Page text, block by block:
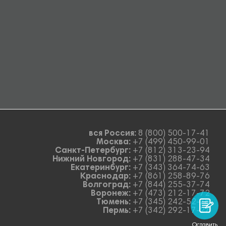
вся Россия: 8 (800) 500-17-41
Москва: +7 (499) 450-99-01
Санкт-Петербург: +7 (812) 313-23-94
Нижний Новгород: +7 (831) 288-47-34
Екатеринбург: +7 (343) 364-74-63
Краснодар: +7 (861) 258-89-76
Волгоград: +7 (844) 255-37-74
Воронеж: +7 (473) 212-17-72
Тюмень: +7 (345) 242-52-78
Пермь: +7 (342) 292-17-27